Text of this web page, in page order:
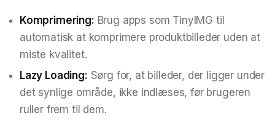
Komprimering: Brug apps som TinyIMG til
automatisk at komprimere produktbilleder uden at
miste kvalitet.
Lazy Loading: Sørg for, at billeder, der ligger under
det synlige område, ikke indlæses, før brugeren
ruller frem til dem.